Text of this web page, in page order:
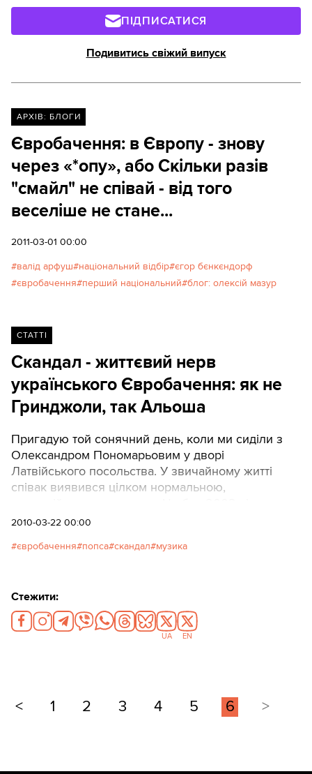
ПІДПИСАТИСЯ
Подивитись свіжий випуск
АРХІВ: БЛОГИ
Євробачення: в Європу - знову
через «*опу», або Скільки разів
"смайл" не співай - від того
веселіше не стане...
2011-03-01 00:00
валід арфуш національний відбір єгор бєнкєндорф
євробачення перший національний блог: олексій мазур
СТАТТІ
Скандал - життєвий нерв
українського Євробачення: як не
Гринджоли, так Альоша
Пригадую той сонячний день, коли ми сиділи з
Олександром Пономарьовим у дворі
Латвійського посольства. У звичайному житті
співак виявився цілком нормальною,
Пономарьов виїздив до Риги на перше для
місце. Це, звичайно, не можна було назвати
2010-03-22 00:00
євробачення попса скандал музика
Стежити:
UA EN
< 1 2 3 4 5 6 >